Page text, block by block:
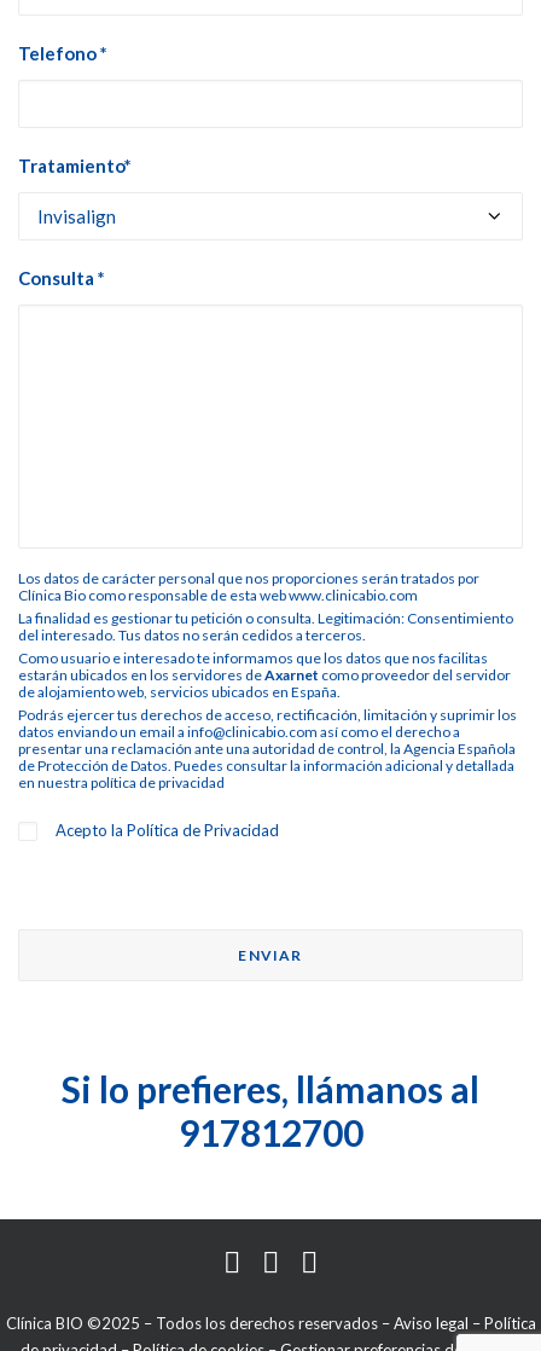
Telefono *
Tratamiento*
Consulta *
Los datos de carácter personal que nos proporciones serán tratados por
Clínica Bio como responsable de esta web www.clinicabio.com
La finalidad es gestionar tu petición o consulta. Legitimación: Consentimiento
del interesado. Tus datos no serán cedidos a terceros.
Como usuario e interesado te informamos que los datos que nos facilitas
estarán ubicados en los servidores deAxarnet como proveedor del servidor
de alojamiento web, servicios ubicados en España.
Podrás ejercer tus derechos de acceso, rectificación, limitación y suprimir los
datos enviando un email a info@clinicabio.com así como el derecho a
presentar una reclamación ante una autoridad de control, la Agencia Española
de Protección de Datos. Puedes consultar la información adicional y detallada
en nuestra política de privacidad
Acepto laPolítica de Privacidad
Si lo prefieres, llámanos al
917812700
Clínica BIO ©2025 – Todos los derechos reservados –Aviso legal –Política